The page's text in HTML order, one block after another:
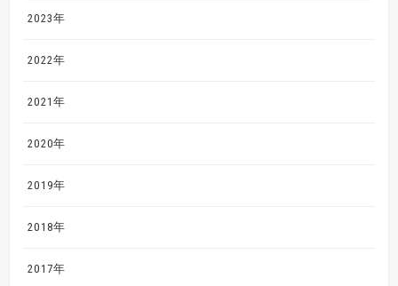
2023年
2022年
2021年
2020年
2019年
2018年
2017年